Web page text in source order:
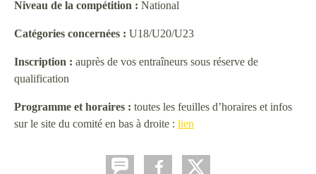
Niveau de la compétition : National
Catégories concernées : U18/U20/U23
Inscription : auprès de vos entraîneurs sous réserve de
qualification
Programme et horaires : toutes les feuilles d’horaires et infos
sur le site du comité en bas à droite : lien